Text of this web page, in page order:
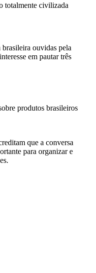
totalmente civilizada
ouvidas pela
em pautar três
produtos brasileiros
que a conversa
para organizar e